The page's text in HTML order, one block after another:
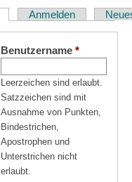
(aktiver Reiter)
Anmelden
Benutzername *
Leerzeichen sind erlaubt.
Satzzeichen sind mit
Ausnahme von Punkten,
Bindestrichen,
Apostrophen und
Unterstrichen nicht
erlaubt.